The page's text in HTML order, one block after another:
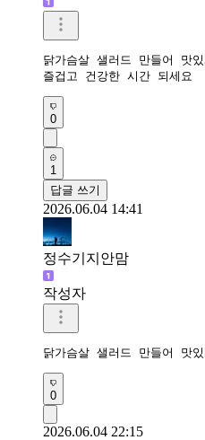
닭가슴살 샐러드 만들어 맛
즐겁고 건강한 시간 되세요
0
1
답글 쓰기
2026.06.04 14:41
정수기지안맘
작성자
닭가슴살 샐러드 만들어 맛
0
2026.06.04 22:15